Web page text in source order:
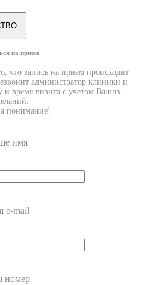
на прием
что запись на прием происходит
администратор клиники и
и время визита с учетом Ваших
понимание!
имя
e-mail
номер